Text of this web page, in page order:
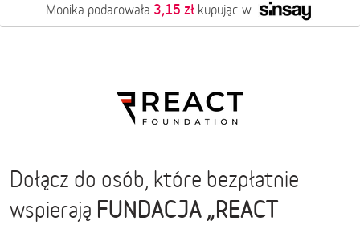
Monika podarowała 3,15 złkupując w
Dołącz do osób, które bezpłatnie
wspierają FUNDACJA „REACT